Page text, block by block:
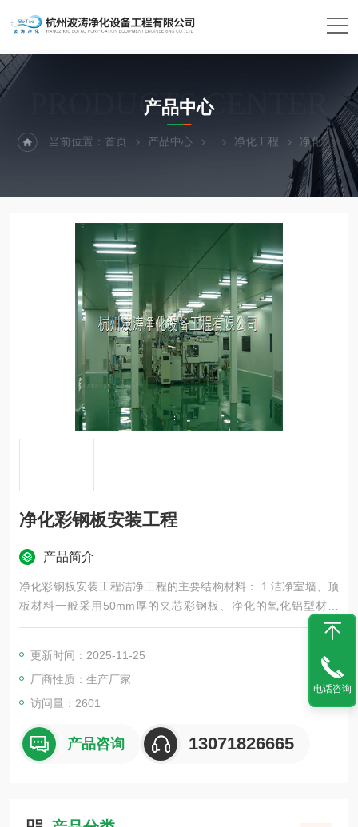
PRODUCTS CENTER
产品中心
当前位置：首页 产品中心 净化工程 净化彩钢板安装工程
净化彩钢板安装工程
产品简介
净化彩钢板安装工程洁净工程的主要结构材料： 1.洁净室墙、顶
板材料一般采用50mm厚的夹芯彩钢板、净化的氧化铝型材制
造。门采用净化密闭门，窗采用铝合金密通风管道选用镀锌钢板
或喷涂薄钢板闭玻璃固定窗。 2.地面采用环氧树脂自流坪、防静
电PVC地板或高级耐磨塑料洁净地板。 3.净化制作，并采用“PE
F“阻燃型的保温板做保温
更新时间：2025-11-25
厂商性质：生产厂家
访问量：2601
产品咨询 13071826665
电话咨询